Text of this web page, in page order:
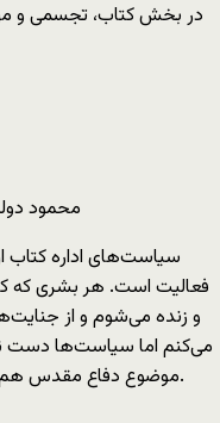
در بخش کتاب، تجسمی و
محمود
سیاست‌های اداره کتاب
فعالیت است. هر بشری که
و زنده می‌شوم و از
می‌کنم اما سیاست‌ها دست
موضوع دفاع مقدس هم کتابی تالیف کردم اما اجازه چاپ نمی‌دهند.